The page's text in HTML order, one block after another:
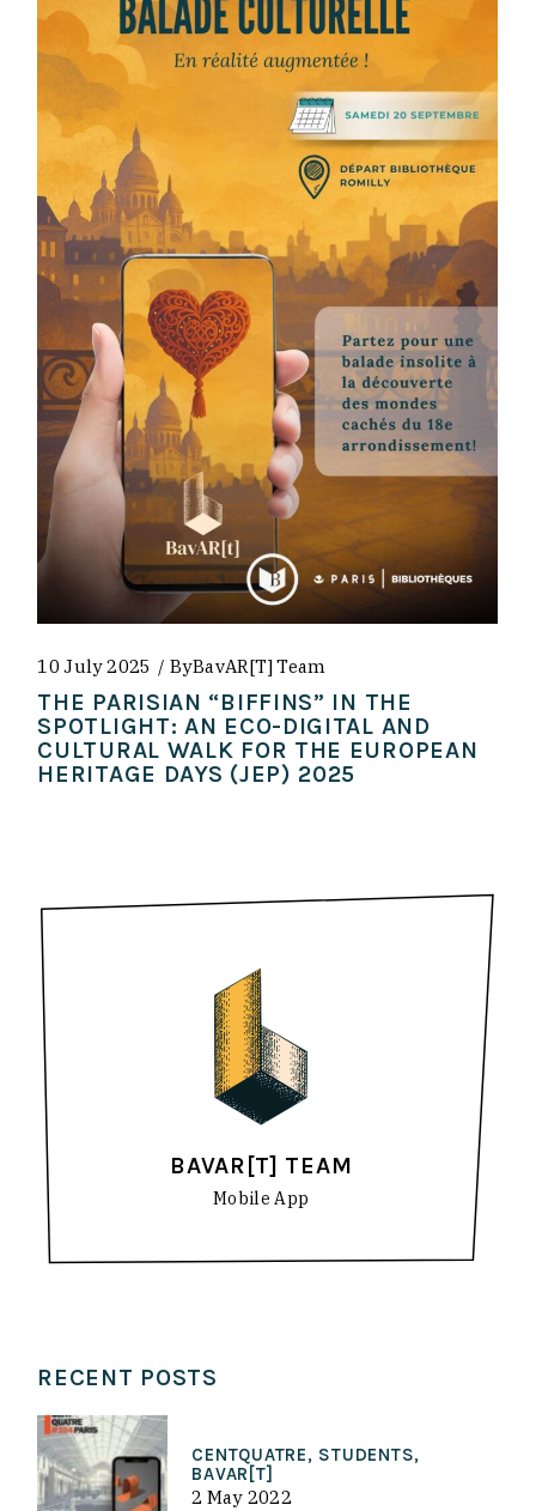
10 July 2025 ByBavAR[t] Team
THE PARISIAN “BIFFINS” IN THE
SPOTLIGHT: AN ECO-DIGITAL AND
CULTURAL WALK FOR THE EUROPEAN
HERITAGE DAYS (JEP) 2025
BAVAR[T] TEAM
Mobile App
RECENT POSTS
CENTQUATRE, STUDENTS,
BAVAR[T]
2 May 2022